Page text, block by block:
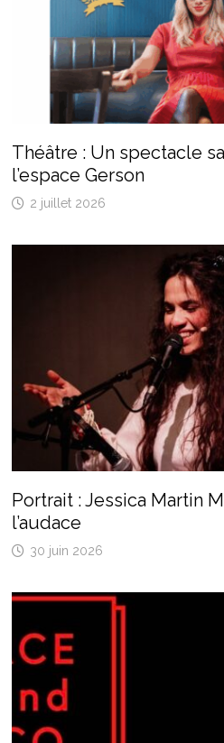
Théâtre : Un spectacle
l’espace Gerson
2 juillet 2026
Portrait : Jessica Martin
l’audace
30 juin 2026